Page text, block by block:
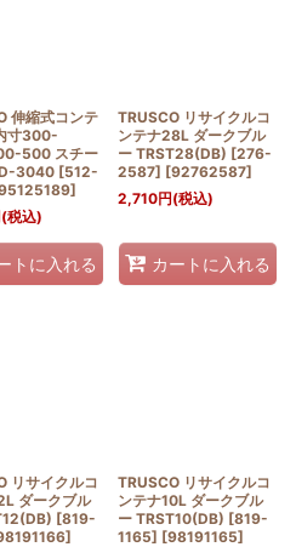
伸縮式コンテ
寸300-
500 スチー
3040 [512-
]
(税込)
トに入れる
TRUSCO リサイクルコ
ンテナ28L ダークブル
ー TRST28(DB) [276-
2587] [92762587]
2,710円(税込)
カートに入れる
リサイクルコ
ダークブル
[819-
]
TRUSCO リサイクルコ
ンテナ10L ダークブル
ー TRST10(DB) [819-
1165] [98191165]